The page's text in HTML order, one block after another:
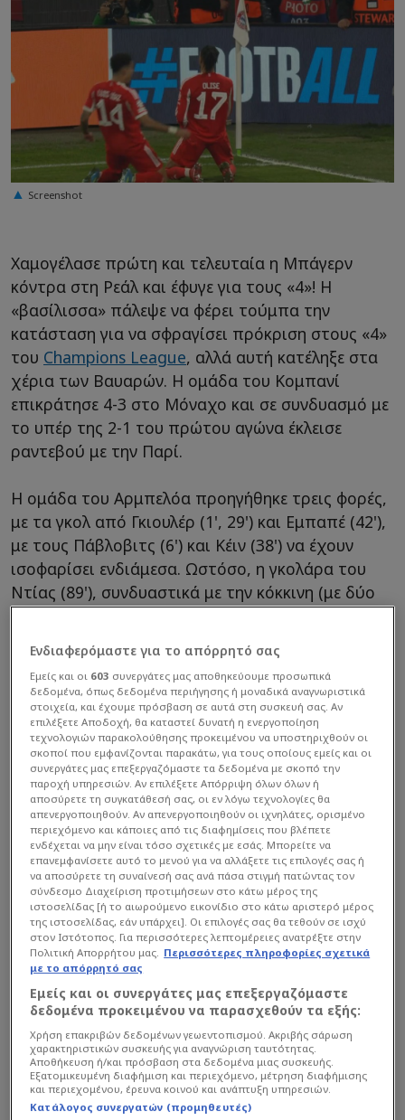
Screenshot
Χαμογέλασε πρώτη και τελευταία η Μπάγερν
κόντρα στη Ρεάλ και έφυγε για τους «4»! Η
«βασίλισσα» πάλεψε να φέρει τούμπα την
κατάσταση για να σφραγίσει πρόκριση στους «4»
του Champions League, αλλά αυτή κατέληξε στα
χέρια των Βαυαρών. Η ομάδα του Κομπανί
επικράτησε 4-3 στο Μόναχο και σε συνδυασμό με
το υπέρ της 2-1 του πρώτου αγώνα έκλεισε
ραντεβού με την Παρί.
Η ομάδα του Αρμπελόα προηγήθηκε τρεις φορές,
με τα γκολ από Γκιουλέρ (1', 29') και Εμπαπέ (42'),
με τους Πάβλοβιτς (6') και Κέιν (38') να έχουν
ισοφαρίσει ενδιάμεσα. Ωστόσο, η γκολάρα του
Ντίας (89'), συνδυαστικά με την κόκκινη (με δύο
Αποβλήθηκε και ο Γκιουλέρ στο τέλος (90'+5').
Ενδιαφερόμαστε για το απόρρητό σας
Εμείς και οι 603 συνεργάτες μας αποθηκεύουμε προσωπικά
δεδομένα, όπως δεδομένα περιήγησης ή μοναδικά αναγνωριστικά
στοιχεία, και έχουμε πρόσβαση σε αυτά στη συσκευή σας. Αν
επιλέξετε Αποδοχή, θα καταστεί δυνατή η ενεργοποίηση
τεχνολογιών παρακολούθησης προκειμένου να υποστηριχθούν οι
σκοποί που εμφανίζονται παρακάτω, για τους οποίους εμείς και οι
συνεργάτες μας επεξεργαζόμαστε τα δεδομένα με σκοπό την
παροχή υπηρεσιών. Αν επιλέξετε Απόρριψη όλων όλων ή
αποσύρετε τη συγκατάθεσή σας, οι εν λόγω τεχνολογίες θα
απενεργοποιηθούν. Αν απενεργοποιηθούν οι ιχνηλάτες, ορισμένο
περιεχόμενο και κάποιες από τις διαφημίσεις που βλέπετε
ενδέχεται να μην είναι τόσο σχετικές με εσάς. Μπορείτε να
επανεμφανίσετε αυτό το μενού για να αλλάξετε τις επιλογές σας ή
να αποσύρετε τη συναίνεσή σας ανά πάσα στιγμή πατώντας τον
σύνδεσμο Διαχείριση προτιμήσεων στο κάτω μέρος της
ιστοσελίδας [ή το αιωρούμενο εικονίδιο στο κάτω αριστερό μέρος
της ιστοσελίδας, εάν υπάρχει]. Οι επιλογές σας θα τεθούν σε ισχύ
στον Ιστότοπος. Για περισσότερες λεπτομέρειες ανατρέξτε στην
Πολιτική Απορρήτου μας. Περισσότερες πληροφορίες σχετικά
με το απόρρητό σας
Εμείς και οι συνεργάτες μας επεξεργαζόμαστε
δεδομένα προκειμένου να παρασχεθούν τα εξής:
Χρήση επακριβών δεδομένων γεωεντοπισμού. Ακριβής σάρωση
χαρακτηριστικών συσκευής για αναγνώριση ταυτότητας.
Αποθήκευση ή/και πρόσβαση στα δεδομένα μιας συσκευής.
Εξατομικευμένη διαφήμιση και περιεχόμενο, μέτρηση διαφήμισης
και περιεχομένου, έρευνα κοινού και ανάπτυξη υπηρεσιών.
Κατάλογος συνεργατών (προμηθευτές)